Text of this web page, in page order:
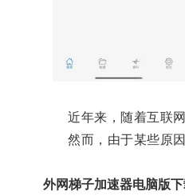
近年来，随着互联网
然而，由于某些原因
外网梯子加速器电脑版